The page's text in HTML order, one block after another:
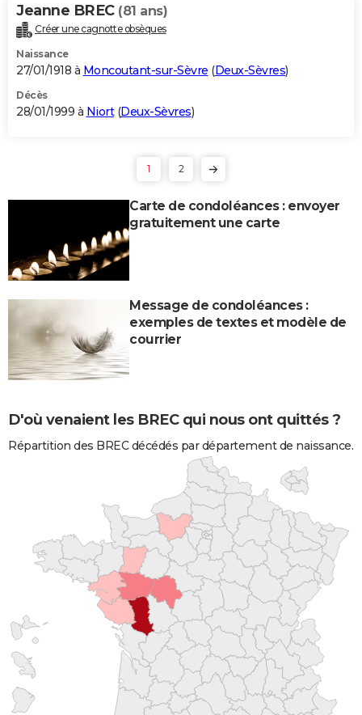
Jeanne BREC (81 ans)
Créer une cagnotte obsèques
Naissance
27/01/1918 à Moncoutant-sur-Sèvre (Deux-Sèvres)
Décès
28/01/1999 à Niort(Deux-Sèvres)
1 2
Carte de condoléances : envoyer
gratuitement une carte
Message de condoléances :
exemples de textes et modèle de
courrier
D'où venaient les BREC qui nous ont quittés ?
Répartition des BREC décédés par département de naissance.